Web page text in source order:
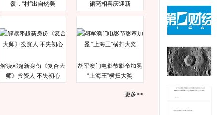
覆，“村”出自然美
裙亮相喜庆迎新
解读邓超新身份《复合大
师》投资人 不失初心
胡军澳门电影节影帝加冕
“上海王”横扫大奖
更多>>